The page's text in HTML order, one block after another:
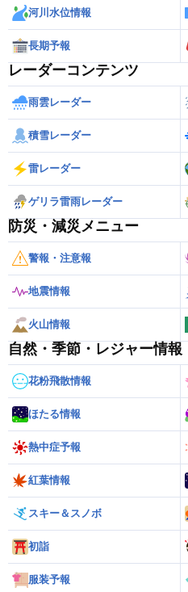
河川水位情報
長期予報
レーダーコンテンツ
雨雲レーダー
積雪レーダー
雷レーダー
ゲリラ雷雨レーダー
防災・減災メニュー
警報・注意報
地震情報
火山情報
自然・季節・レジャー情報
花粉飛散情報
ほたる情報
熱中症予報
紅葉情報
スキー＆スノボ
初詣
服装予報